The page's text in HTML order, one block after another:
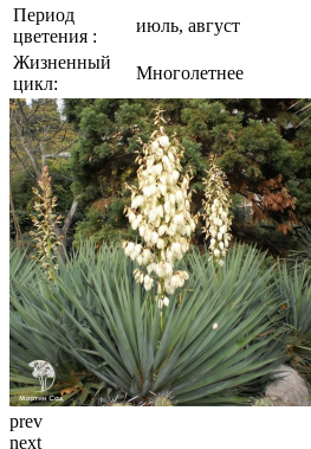
Период
цветения :
июль, август
Жизненный
цикл:
Многолетнее
prev
next